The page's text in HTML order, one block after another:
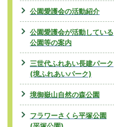
公園愛護会の活動紹介
公園愛護会が活動している
公園等の案内
三世代ふれあい長建パーク
(境ふれあいパーク)
境御嶽山自然の森公園
フラワーさくら平塚公園